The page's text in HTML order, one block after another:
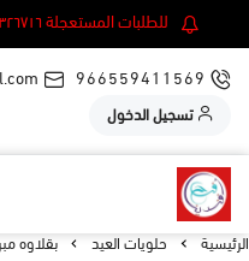
للطلبات المستعجلة ٠٥٩١٣٢٦٧١٦ المدينة و الرياض و دمام.
966559411569
تسجيل الدخول
الرئيسية حلويات العيد بقلاوه